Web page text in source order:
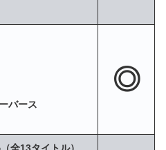
バース
◎
全13タイトル）